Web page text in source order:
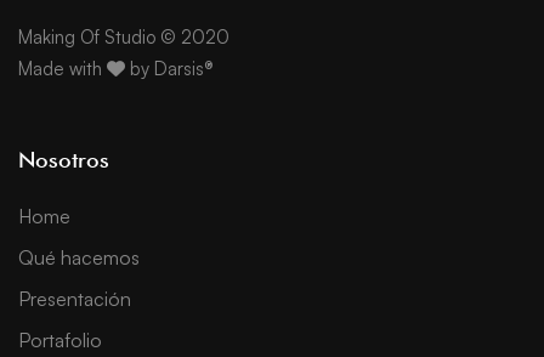
Making Of Studio © 2020
Made with
by Darsis®
Nosotros
Home
Qué hacemos
Presentación
Portafolio